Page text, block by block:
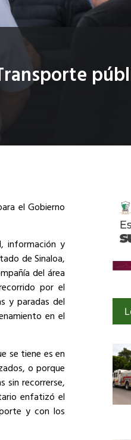
el Gobierno
información y
de Sinaloa,
del área
por el
y paradas del
en el
se tiene es en
o porque
sin recorrerse,
enfatizó el
y con los